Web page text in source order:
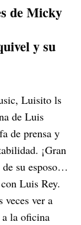
de Micky
y su
Luisito ls
de Luis
de prensa y
¡Gran
su esposo…
Luis Rey.
veces ver a
la oficina